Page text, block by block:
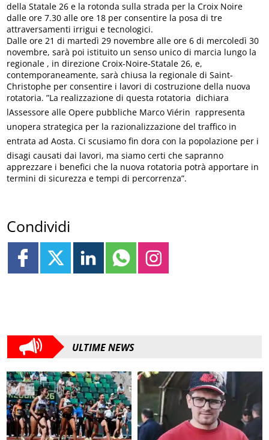
della Statale 26 e la rotonda sulla strada per la Croix Noire
dalle ore 7.30 alle ore 18 per consentire la posa di tre
attraversamenti irrigui e tecnologici.
Dalle ore 21 di martedì 29 novembre alle ore 6 di mercoledì 30
novembre, sarà poi istituito un senso unico di marcia lungo la
regionale , in direzione Croix-Noire-Statale 26, e,
contemporaneamente, sarà chiusa la regionale di Saint-
Christophe per consentire i lavori di costruzione della nuova
rotatoria. ”La realizzazione di questa rotatoria  dichiara
lAssessore alle Opere pubbliche Marco Viérin  rappresenta
unopera strategica per la razionalizzazione del traffico in
entrata ad Aosta. Ci scusiamo fin dora con la popolazione per i
disagi causati dai lavori, ma siamo certi che sapranno
apprezzare i benefici che la nuova rotatoria potrà apportare in
termini di sicurezza e tempi di percorrenza”.
Condividi
ULTIME NEWS